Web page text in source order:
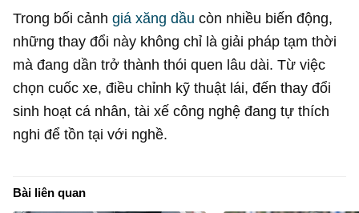
Trong bối cảnhgiá xăng dầu còn nhiều biến động,
những thay đổi này không chỉ là giải pháp tạm thời
mà đang dần trở thành thói quen lâu dài. Từ việc
chọn cuốc xe, điều chỉnh kỹ thuật lái, đến thay đổi
sinh hoạt cá nhân, tài xế công nghệ đang tự thích
nghi để tồn tại với nghề.
Bài liên quan